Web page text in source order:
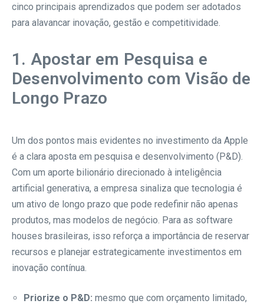
cinco principais aprendizados que podem ser adotados
para alavancar inovação, gestão e competitividade.
1. Apostar em Pesquisa e
Desenvolvimento com Visão de
Longo Prazo
Um dos pontos mais evidentes no investimento da Apple
é a clara aposta em pesquisa e desenvolvimento (P&D).
Com um aporte bilionário direcionado à inteligência
artificial generativa, a empresa sinaliza que tecnologia é
um ativo de longo prazo que pode redefinir não apenas
produtos, mas modelos de negócio. Para as software
houses brasileiras, isso reforça a importância de reservar
recursos e planejar estrategicamente investimentos em
inovação contínua.
Priorize o P&D: mesmo que com orçamento limitado,